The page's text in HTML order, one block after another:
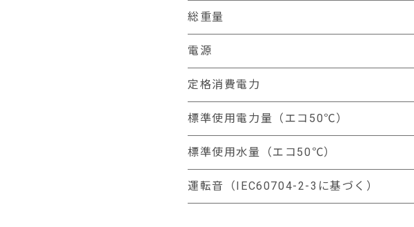
総重量
電源
定格消費電力
標準使用電力量（エコ50℃）
標準使用水量（エコ50℃）
運転音（IEC60704-2-3に基づく）